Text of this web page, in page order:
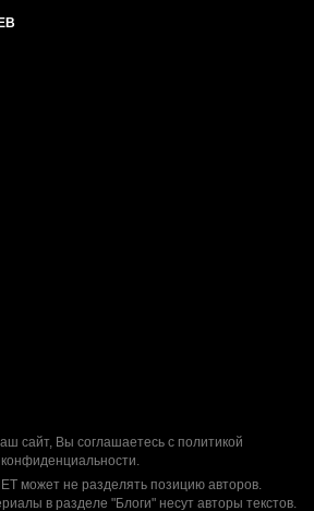
сайт, Вы соглашаетесь с политикой
конфиденциальности.
может не разделять позицию авторов.
в разделе "Блоги" несут авторы текстов.